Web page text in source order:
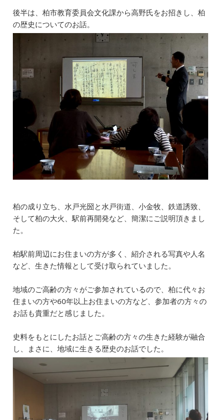
後半は、柏市教育委員会文化課から高野氏をお招きし、柏
の歴史についてのお話。
柏の成り立ち、水戸光圀と水戸街道、小金牧、鉄道誘致、
そして柏の大火、駅前再開発など、簡潔にご説明頂きまし
た。
柏駅前周辺にお住まいの方が多く、紹介される写真や人名
など、生きた情報として受け取られていました。
地域のご高齢の方々がご参加されているので、柏に代々お
住まいの方や60年以上お住まいの方など、参加者の方々の
お話も貴重だと感じました。
史料をもとにしたお話とご高齢の方々の生きた経験が融合
し、まさに、地域に生きる歴史のお話でした。